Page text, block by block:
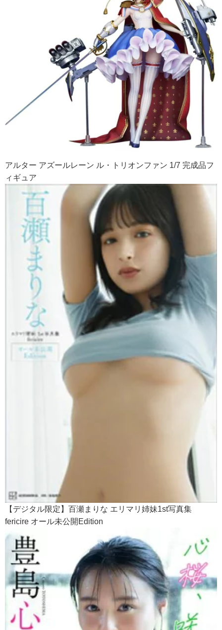
アルター アズールレーン ル・トリオンファン 1/7 完成品フ
ィギュア
【デジタル限定】百瀬まりな エリマリ姉妹1st写真集
fericire オール未公開Edition